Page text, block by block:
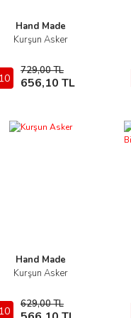
Hand Made
Kurşun Asker
729,00 TL
656,10 TL
İncele
Sepete Ekle
Hand Made
Kurşun Asker
629,00 TL
İncele
Sepete Ekle